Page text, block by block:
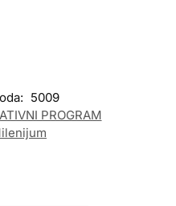
5009
PROGRAM